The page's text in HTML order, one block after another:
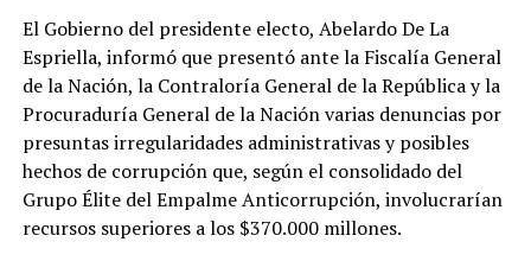
El Gobierno del presidente electo, Abelardo De La
Espriella, informó que presentó ante la Fiscalía General
de la Nación, la Contraloría General de la República y la
Procuraduría General de la Nación varias denuncias por
presuntas irregularidades administrativas y posibles
hechos de corrupción que, según el consolidado del
Grupo Élite del Empalme Anticorrupción, involucrarían
recursos superiores a los $370.000 millones.